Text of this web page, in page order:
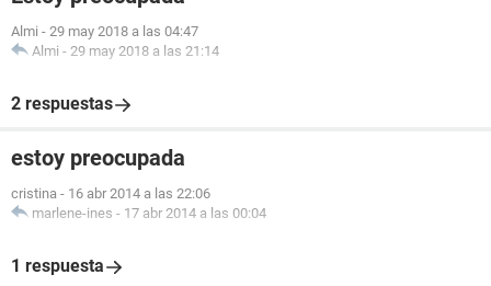
Almi - 29 may 2018 a las 04:47
Almi - 29 may 2018 a las 21:14
2 respuestas
estoy preocupada
cristina - 16 abr 2014 a las 22:06
marlene-ines - 17 abr 2014 a las 00:04
1 respuesta